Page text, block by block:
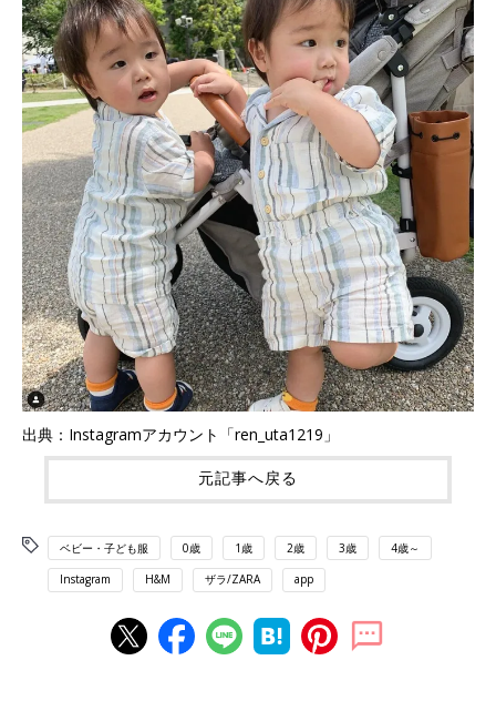
出典：Instagramアカウント「ren_uta1219」
元記事へ戻る
ベビー・子ども服 0歳 1歳 2歳 3歳 4歳～
Instagram H&M ザラ/ZARA app